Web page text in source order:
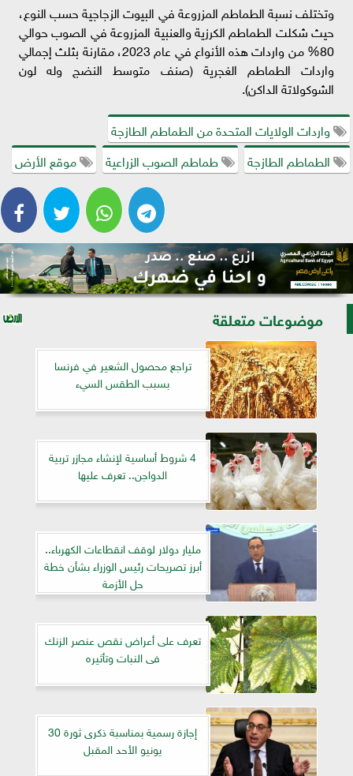
وتختلف نسبة الطماطم المزروعة في البيوت الزجاجية حسب النوع،
حيث شكلت الطماطم الكرزية والعنبية المزروعة في الصوب حوالي
80% من واردات هذه الأنواع في عام 2023، مقارنة بثلث إجمالي
واردات الطماطم الغجرية (صنف متوسط النضج وله لون
الشوكولاتة الداكن).
واردات الولايات المتحدة من الطماطم الطازجة
الطماطم الطازجة
طماطم الصوب الزراعية موقع الأرض
موضوعات متعلقة
تراجع محصول الشعير في فرنسا
بسبب الطقس السيء
4 شروط أساسية لإنشاء مجازر تربية
الدواجن.. تعرف عليها
مليار دولار لوقف انقطاعات الكهرباء..
أبرز تصريحات رئيس الوزراء بشأن خطة
حل الأزمة
تعرف على أعراض نقص عنصر الزنك
فى النبات وتأثيره
إجازة رسمية بمناسبة ذكرى ثورة 30
يونيو الأحد المقبل